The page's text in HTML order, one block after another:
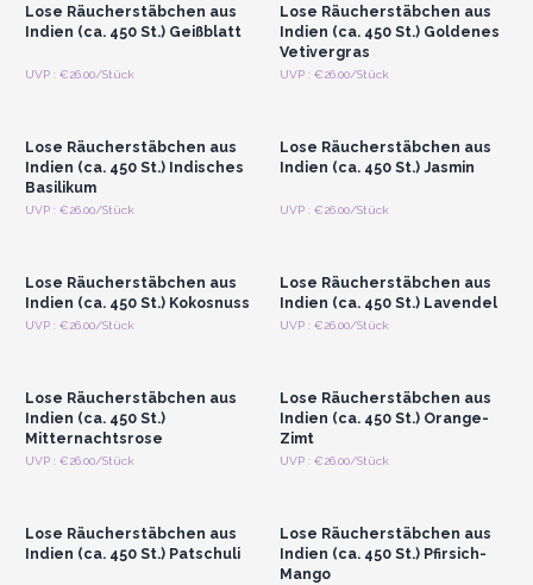
Lose Räucherstäbchen aus
Indien (ca. 450 St.) Geißblatt
UVP : €26.00/Stück
Lose Räucherstäbchen aus
Indien (ca. 450 St.) Goldenes
Vetivergras
UVP : €26.00/Stück
Anmelden oder
Lose Räucherstäbchen aus
Indien (ca. 450 St.) Indisches
Basilikum
UVP : €26.00/Stück
Anmelden oder
Lose Räucherstäbchen aus
Indien (ca. 450 St.) Jasmin
UVP : €26.00/Stück
Anmelden oder
Lose Räucherstäbchen aus
Indien (ca. 450 St.) Kokosnuss
UVP : €26.00/Stück
Anmelden oder
Lose Räucherstäbchen aus
Indien (ca. 450 St.) Lavendel
UVP : €26.00/Stück
Anmelden oder
Lose Räucherstäbchen aus
Indien (ca. 450 St.)
Mitternachtsrose
UVP : €26.00/Stück
Anmelden oder
Lose Räucherstäbchen aus
Indien (ca. 450 St.) Orange-
Zimt
UVP : €26.00/Stück
Anmelden oder
Lose Räucherstäbchen aus
Indien (ca. 450 St.) Patschuli
Anmelden oder
Lose Räucherstäbchen aus
Indien (ca. 450 St.) Pfirsich-
Mango